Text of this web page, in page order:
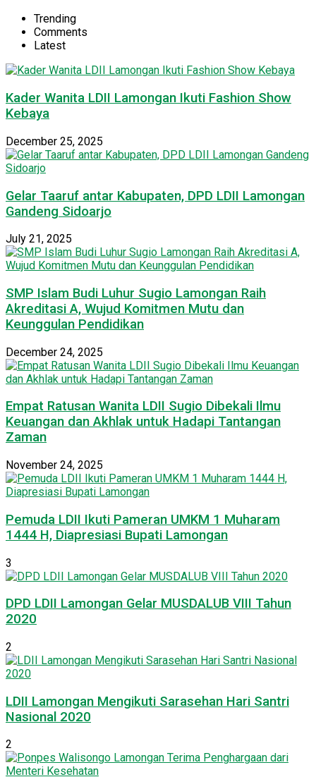
Trending
Comments
Latest
Kader Wanita LDII Lamongan Ikuti Fashion Show
Kebaya
December 25, 2025
Gelar Taaruf antar Kabupaten, DPD LDII Lamongan
Gandeng Sidoarjo
July 21, 2025
SMP Islam Budi Luhur Sugio Lamongan Raih
Akreditasi A, Wujud Komitmen Mutu dan
Keunggulan Pendidikan
December 24, 2025
Empat Ratusan Wanita LDII Sugio Dibekali Ilmu
Keuangan dan Akhlak untuk Hadapi Tantangan
Zaman
November 24, 2025
Pemuda LDII Ikuti Pameran UMKM 1 Muharam
1444 H, Diapresiasi Bupati Lamongan
3
DPD LDII Lamongan Gelar MUSDALUB VIII Tahun
2020
2
LDII Lamongan Mengikuti Sarasehan Hari Santri
Nasional 2020
2